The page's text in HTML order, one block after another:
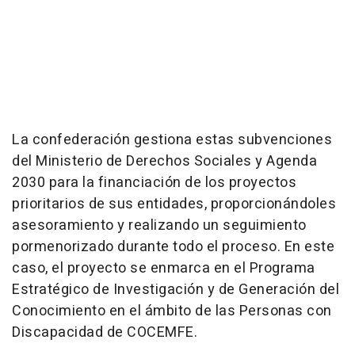
La confederación gestiona estas subvenciones
del Ministerio de Derechos Sociales y Agenda
2030 para la financiación de los proyectos
prioritarios de sus entidades, proporcionándoles
asesoramiento y realizando un seguimiento
pormenorizado durante todo el proceso. En este
caso, el proyecto se enmarca en el Programa
Estratégico de Investigación y de Generación del
Conocimiento en el ámbito de las Personas con
Discapacidad de COCEMFE.